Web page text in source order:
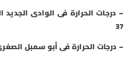
37
– درجات الحرارة فى أبو سمبل الصغرى 25